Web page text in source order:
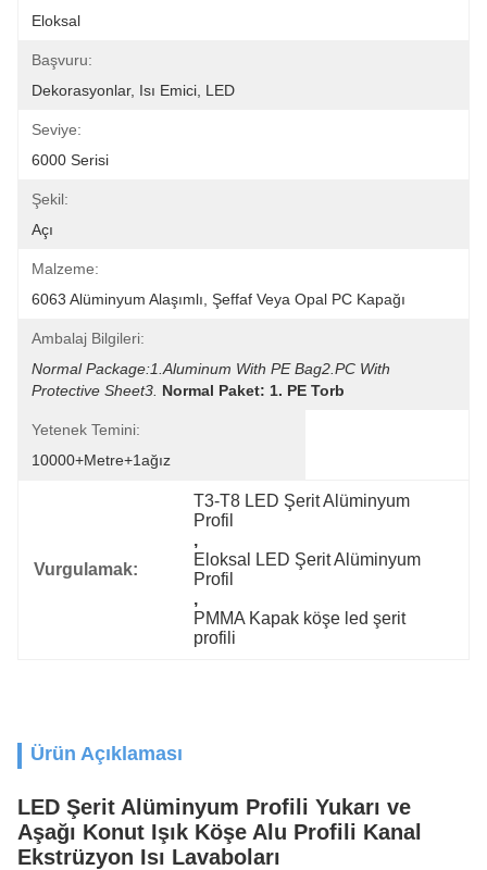
Eloksal
Başvuru:
Dekorasyonlar, Isı Emici, LED
Seviye:
6000 Serisi
Şekil:
Açı
Malzeme:
6063 Alüminyum Alaşımlı, Şeffaf Veya Opal PC Kapağı
Ambalaj Bilgileri:
Normal Package:1.Aluminum With PE Bag2.PC With
Protective Sheet3. Normal Paket: 1. PE Torb
Yetenek Temini:
10000+metre+1ağız
Vurgulamak:
T3-T8 LED Şerit Alüminyum
Profil
,
Eloksal LED Şerit Alüminyum
Profil
,
PMMA Kapak köşe led şerit
profili
Ürün Açıklaması
LED Şerit Alüminyum Profili Yukarı ve
Aşağı Konut Işık Köşe Alu Profili Kanal
Ekstrüzyon Isı Lavaboları